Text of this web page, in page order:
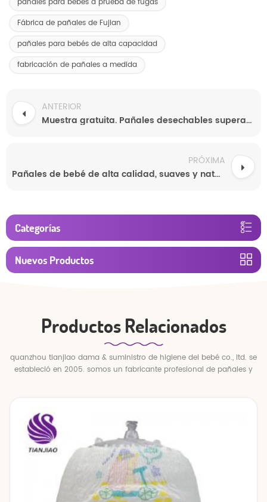
Fábrica de pañales de Fujian
pañales para bebés de alta capacidad
fabricación de pañales a medida
ANTERIOR
Muestra gratuita. Pañales desechables superabsorbentes con núcleo blanco suspendido y servicio OEM.
PRÓXIMA
Pañales de bebé de alta calidad, suaves y naturales, a bajo precio, con pulpa de celulosa SAP para una alta absorción - Venta al por mayor directa de fábrica en China
Categorías
Nuevos Productos
Productos Relacionados
quanzhou tianjiao dama & suministro de higiene del bebé co., ltd. se
estableció en 2005. somos un fabricante profesional de pañales y